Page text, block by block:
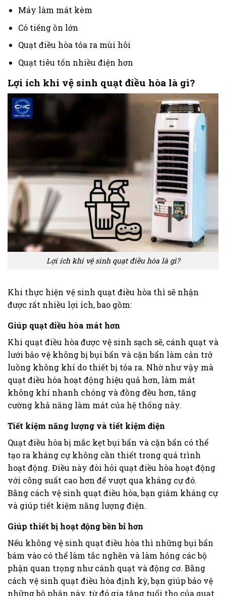
Máy làm mát kèm
Có tiếng ồn lớn
Quạt điều hòa tỏa ra mùi hôi
Quạt tiêu tốn nhiều điện hơn
Lợi ích khi vệ sinh quạt điều hòa là gì?
Lợi ích khi vệ sinh quạt điều hòa là gì?
Khi thực hiện vệ sinh quạt điều hòa thì sẽ nhận
được rất nhiều lợi ích, bao gồm:
Giúp quạt điều hòa mát hơn
Khi quạt điều hòa được vệ sinh sạch sẽ, cánh quạt và
lưới bảo vệ không bị bụi bẩn và cặn bẩn làm cản trở
luồng không khí do thiết bị tỏa ra. Nhờ như vậy mà
quạt điều hòa hoạt động hiệu quả hơn, làm mát
không khí nhanh chóng và đồng đều hơn, tăng
cường khả năng làm mát của hệ thống này.
Tiết kiệm năng lượng và tiết kiệm điện
Quạt điều hòa bị mắc kẹt bụi bẩn và cặn bẩn có thể
tạo ra kháng cự không cần thiết trong quá trình
hoạt động. Điều này đòi hỏi quạt điều hòa hoạt động
với công suất cao hơn để vượt qua kháng cự đó.
Bằng cách vệ sinh quạt điều hòa, bạn giảm kháng cự
và giúp tiết kiệm năng lượng điện.
Giúp thiết bị hoạt động bền bỉ hơn
Nếu không vệ sinh quạt điều hòa thì những bụi bẩn
bám vào có thể làm tắc nghẽn và làm hỏng các bộ
phận quan trọng như cánh quạt và động cơ. Bằng
cách vệ sinh quạt điều hòa định kỳ, bạn giúp bảo vệ
những bộ phận này, từ đó gia tăng tuổi thọ của quạt